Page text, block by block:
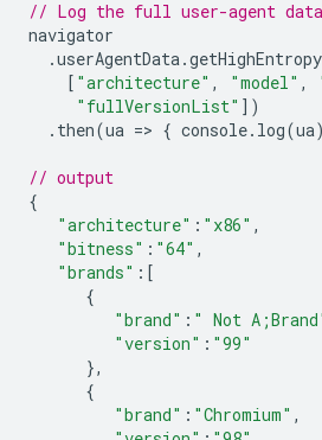
// Log the full user-agent data
navigator
.userAgentData.
[ "architecture" , "model" ,
"fullVersionList" ])
. then(ua => { console. log(ua)
// output
{
"architecture" : "x86" ,
"bitness" : "64" ,
"brands" : [
{
"brand" : " Not
"version" : "99"
},
{
"brand" : "Chromium" ,